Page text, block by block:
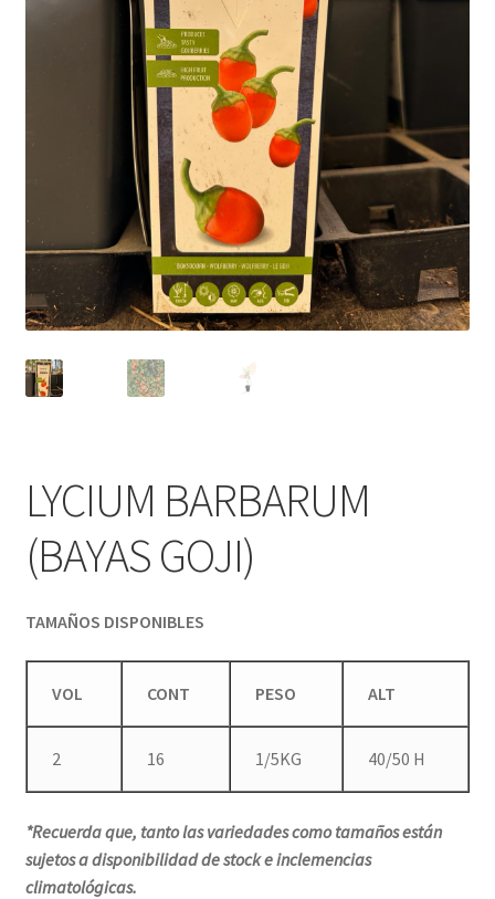
LYCIUM BARBARUM
(BAYAS GOJI)
TAMAÑOS DISPONIBLES
VOL CONT PESO ALT
2 16 1/5KG 40/50 H
*Recuerda que, tanto las variedades como tamaños están
sujetos a disponibilidad de stock e inclemencias
climatológicas.